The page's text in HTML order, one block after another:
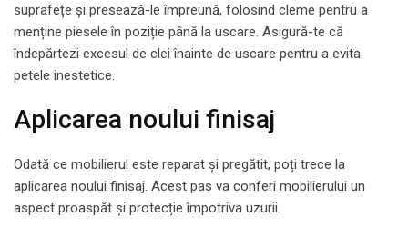
suprafețe și presează-le împreună, folosind cleme pentru a
menține piesele în poziție până la uscare. Asigură-te că
îndepărtezi excesul de clei înainte de uscare pentru a evita
petele inestetice.
Aplicarea noului finisaj
Odată ce mobilierul este reparat și pregătit, poți trece la
aplicarea noului finisaj. Acest pas va conferi mobilierului un
aspect proaspăt și protecție împotriva uzurii.